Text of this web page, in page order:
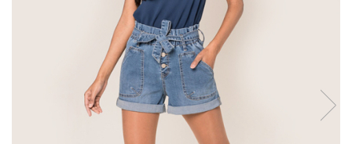
Incaltamine primavara-vara piele
Blugi si pantaloni
Pulovere si cardigane